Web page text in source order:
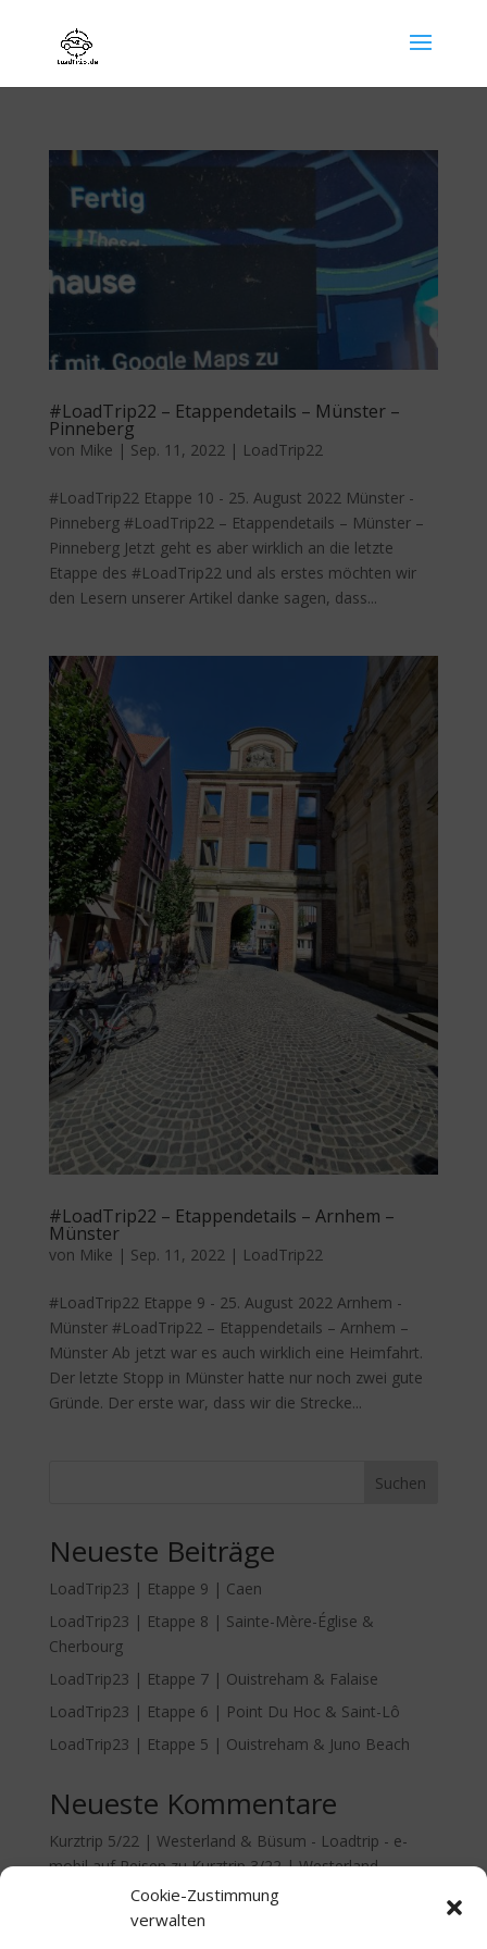
Cookie-Zustimmung
verwalten
#LoadTrip22 – Etappendetails – Münster –
Pinneberg
von Mike | Sep. 11, 2022 | LoadTrip22
#LoadTrip22 Etappe 10 - 25. August 2022 Münster -
Pinneberg #LoadTrip22 – Etappendetails – Münster –
Pinneberg Jetzt geht es aber wirklich an die letzte
Etappe des #LoadTrip22 und als erstes möchten wir
den Lesern unserer Artikel danke sagen, dass...
#LoadTrip22 – Etappendetails – Arnhem –
Münster
von Mike | Sep. 11, 2022| LoadTrip22
#LoadTrip22 Etappe 9 - 25. August 2022 Arnhem -
Münster #LoadTrip22 – Etappendetails – Arnhem –
Münster Ab jetzt war es auch wirklich eine Heimfahrt.
Der letzte Stopp in Münster hatte nur noch zwei gute
Gründe. Der erste war, dass wir die Strecke...
Suchen
Neueste Beiträge
LoadTrip23 | Etappe 9 | Caen
LoadTrip23 | Etappe 8 | Sainte-Mère-Église &
Cherbourg
LoadTrip23 | Etappe 7 | Ouistreham & Falaise
LoadTrip23 | Etappe 6 | Point Du Hoc & Saint-Lô
LoadTrip23 | Etappe 5 | Ouistreham & Juno Beach
Neueste Kommentare
Kurztrip 5/22 | Westerland & Büsum - Loadtrip - e-
mobil auf ReisenzuKurztrip 3/22 | Westerland